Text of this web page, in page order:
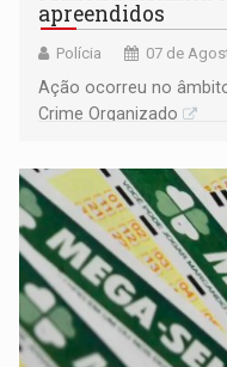
apreendidos
Polícia 07 de
Ação ocorreu no
Crime Organizado